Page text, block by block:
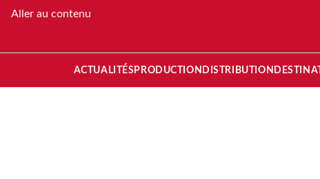
Aller au contenu
ACTUALITÉS PRODUCTION DISTRIBUTION